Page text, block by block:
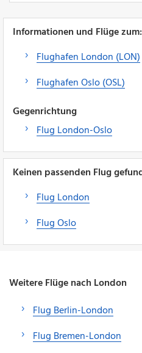
Informationen und Flüge zum:
Flughafen London (LON)
Flughafen Oslo (OSL)
Gegenrichtung
Flug London-Oslo
Keinen passenden Flug
Flug London
Flug Oslo
Weitere Flüge nach London
Flug Berlin-London
Flug Bremen-London